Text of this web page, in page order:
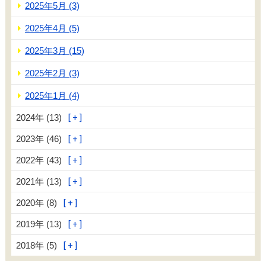
2025年5月 (3)
2025年4月 (5)
2025年3月 (15)
2025年2月 (3)
2025年1月 (4)
2024年 (13)
2023年 (46)
2022年 (43)
2021年 (13)
2020年 (8)
2019年 (13)
2018年 (5)